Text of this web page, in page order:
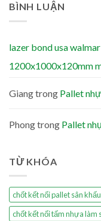
BÌNH LUẬN
lazer bond usa walmar
1200x1000x120mm
Giangtrong Pallet
Phongtrong Pallet
TỪ KHÓA
chốt kết nối pallet sân khấu
chốt kết nối tấm nhựa làm